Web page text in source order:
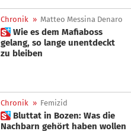
Chronik » Matteo Messina Denaro
 Wie es dem Mafiaboss
gelang, so lange unentdeckt
zu bleiben
Chronik » Femizid
 Bluttat in Bozen: Was die
Nachbarn gehört haben wollen